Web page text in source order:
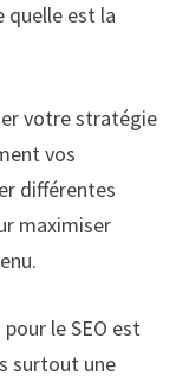
quelle est la
votre stratégie
vos
différentes
maximiser
le SEO est
surtout une